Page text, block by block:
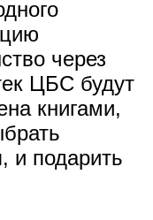
через
ЦБС будут
книгами,
и подарить